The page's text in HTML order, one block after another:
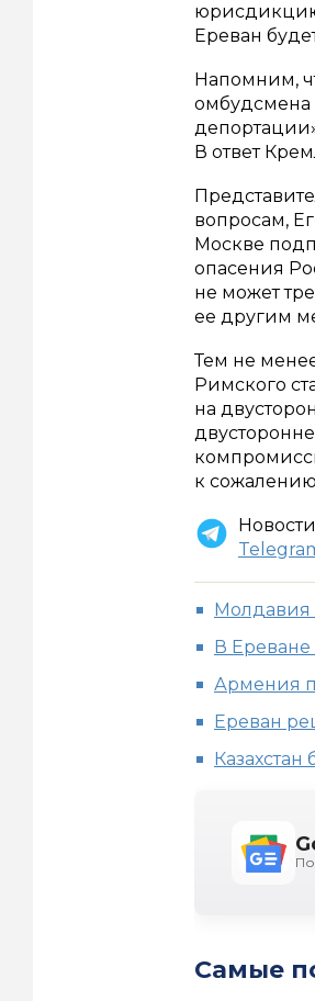
юрисдикцию
Ереван
Напомним,
В ответ
вопросам,
Москве
опасения
не может
ее другим
Тем не
Римского
на
к
Молдавия
В
Армения
Ереван
Самые